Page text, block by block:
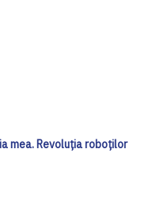
mea. Revoluția roboților